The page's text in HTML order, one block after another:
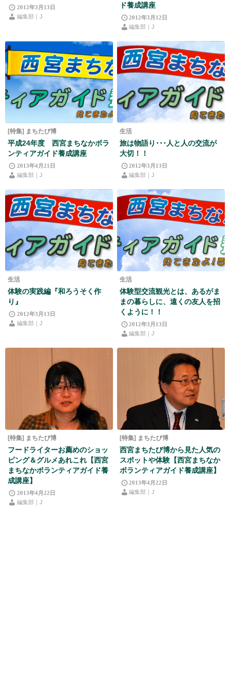
2012年3月13日
編集部｜J
ド養成講座
2012年3月12日
編集部｜J
[特集] まちたび博
平成24年度 西宮まちなかボラ
ンティアガイド養成講座
2013年4月21日
編集部｜J
生活
旅は物語り･･･人と人の交流が
大切！！
2012年3月13日
編集部｜J
生活
体験の実践編『和ろうそく作
り』
2012年3月13日
編集部｜J
生活
体験型交流観光とは、あるがま
まの暮らしに、遠くの友人を招
くように！！
2012年3月13日
編集部｜J
[特集] まちたび博
フードライターお薦めのショッ
ピング＆グルメあれこれ【西宮
まちなかボランティアガイド養
成講座】
2013年4月22日
編集部｜J
[特集] まちたび博
西宮まちたび博から見た人気の
スポットや体験【西宮まちなか
ボランティアガイド養成講座】
2013年4月22日
編集部｜J